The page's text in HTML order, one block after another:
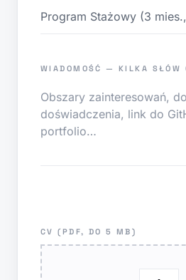
WIADOMOŚĆ — KILKA SŁÓW
CV (PDF, DO 5 MB)